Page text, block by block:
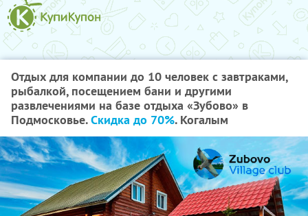
Отдых для компании до 10 человек с завтраками,
рыбалкой, посещением бани и другими
развлечениями на базе отдыха «Зубово» в
Подмосковье.Скидка до 70%. Когалым